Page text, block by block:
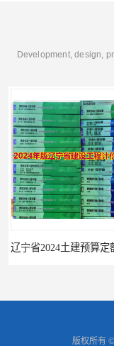
Development, design,
版权所有